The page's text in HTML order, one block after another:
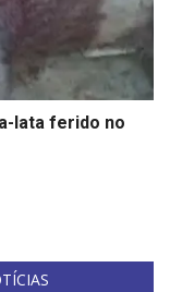
lata ferido no